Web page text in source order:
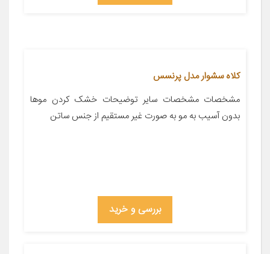
کلاه سشوار مدل پرنسس
مشخصات مشخصات سایر توضیحات خشک کردن موها
بدون آسیب به مو به صورت‌ غیر مستقیم از جنس ساتن
بررسی و خرید